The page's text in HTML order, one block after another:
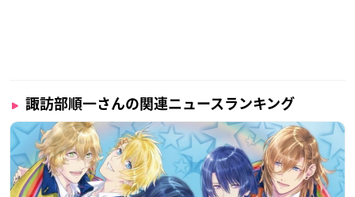
諏訪部順一さんの関連ニュースランキング